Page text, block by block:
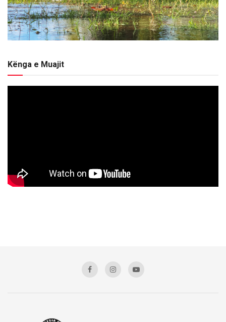
Kënga e Muajit